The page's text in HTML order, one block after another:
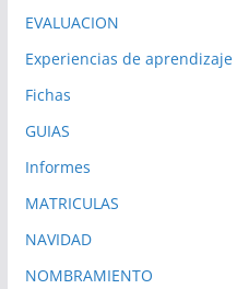
EVALUACION
Experiencias de aprendizaje
Fichas
GUIAS
Informes
MATRICULAS
NAVIDAD
NOMBRAMIENTO